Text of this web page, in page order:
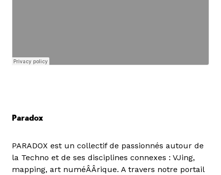
Paradox
PARADOX est un collectif de passionnés autour de
la Techno et de ses disciplines connexes : VJing,
mapping, art numéÂÂrique. A travers notre portail